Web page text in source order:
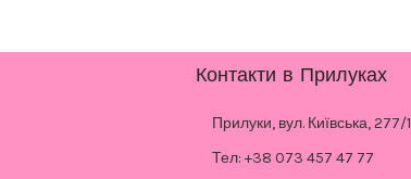
Контакти в Прилуках
Прилуки, вул. Київська, 277/1
Тел: +38 073 457 47 77